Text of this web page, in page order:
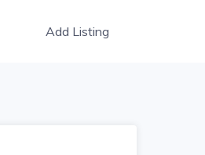
Add Listing